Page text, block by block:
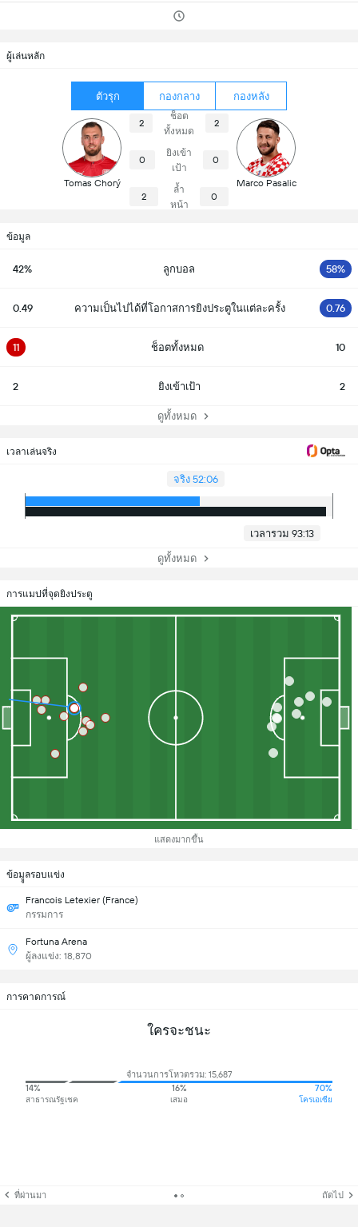
ผู้เล่นหลัก
ตัวรุก กองกลาง กองหลัง
Tomas Chorý
2
ช็อต
ทั้งหมด
2
0
ยิงเข้า
เป้า
0
2
ล้ำ
หน้า
0
Marco Pasalic
ข้อมูล
42% ลูกบอล 58%
0.49 ความเป็นไปได้ที่โอกาสการยิงประตูในแต่ละครั้ง 0.76
11 ช็อตทั้งหมด 10
2 ยิงเข้าเป้า 2
ดูทั้งหมด
เวลาเล่นจริง
จริง 52:06
เวลารวม 93:13
ดูทั้งหมด
การแมปที่จุดยิงประตู
แสดงมากขึ้น
ข้อมููลรอบแข่ง
Francois Letexier (France)
กรรมการ
Fortuna Arena
ผู้ลงแข่ง: 18,870
การคาดการณ์
ใครจะชนะ
จำนวนการโหวตรวม: 15,687
14%
สาธารณรัฐเชค
16%
เสมอ
70%
โครเอเซีย
ที่ผ่านมา ถัดไป